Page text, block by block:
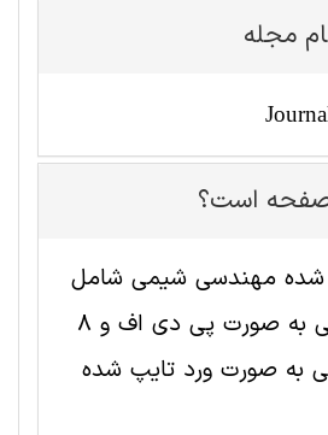
مجله
صفحه است؟
شده مهندسی شیمی شامل
4 صفحه انگلیسی به صورت پی دی اف و 8
به صورت ورد تایپ شده